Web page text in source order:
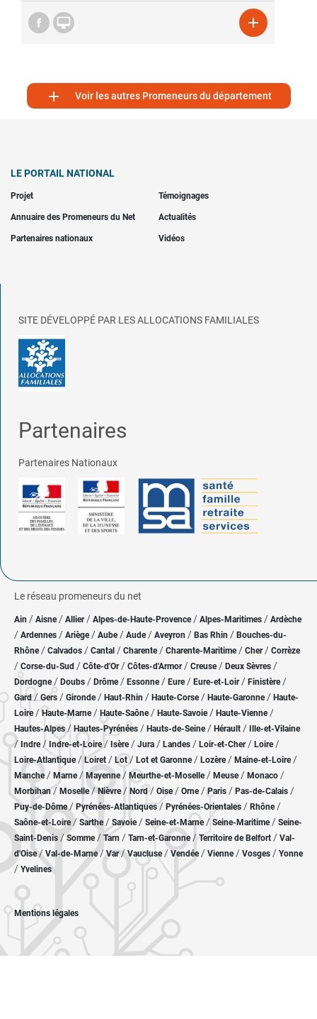
 
 Voir les autres Promeneurs du département
LE PORTAIL NATIONAL
Projet Témoignages
Annuaire des Promeneurs du Net Actualités
Partenaires nationaux Vidéos
SITE DÉVELOPPÉ PAR LES ALLOCATIONS FAMILIALES
Partenaires
Partenaires Nationaux
Le réseau promeneurs du net
Ain / Aisne/ Allier/ Alpes-de-Haute-Provence / Alpes-Maritimes / Ardèche
/ Ardennes / Ariège/ Aube/ Aude / Aveyron / Bas Rhin / Bouches-du-
Rhône/ Calvados / Cantal / Charente / Charente-Maritime/ Cher / Corrèze
/ Corse-du-Sud / Côte-d'Or / Côtes-d'Armor/ Creuse/ Deux Sèvres /
Dordogne/ Doubs / Drôme/ Essonne / Eure/ Eure-et-Loir / Finistère/
Gard/Gers / Gironde/ Haut-Rhin / Haute-Corse/ Haute-Garonne/ Haute-
Loire/Haute-Marne/ Haute-Saône/ Haute-Savoie/ Haute-Vienne/
Hautes-Alpes/ Hautes-Pyrénées / Hauts-de-Seine/ Hérault / Ille-et-Vilaine
/ Indre/ Indre-et-Loire/ Isère/ Jura / Landes / Loir-et-Cher/ Loire/
Loire-Atlantique/ Loiret / Lot/ Lot et Garonne/ Lozère / Maine-et-Loire/
Manche/ Marne/ Mayenne/ Meurthe-et-Moselle/ Meuse/ Monaco /
Morbihan/ Moselle/ Nièvre / Nord/ Oise / Orne/Paris / Pas-de-Calais /
Puy-de-Dôme/ Pyrénées-Atlantiques / Pyrénées-Orientales / Rhône/
Saône-et-Loire/ Sarthe/ Savoie/ Seine-et-Marne/ Seine-Maritime/ Seine-
Saint-Denis /Somme/ Tarn / Tarn-et-Garonne/Territoire de Belfort / Val-
d'Oise/ Val-de-Marne/Var/Vaucluse/ Vendée/ Vienne/ Vosges / Yonne
/ Yvelines
Mentions légales